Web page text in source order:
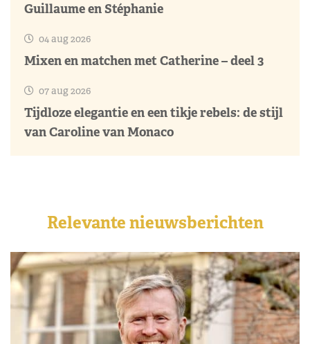
Guillaume en Stéphanie
04 aug 2026
Mixen en matchen met Catherine – deel 3
07 aug 2026
Tijdloze elegantie en een tikje rebels: de stijl
van Caroline van Monaco
Relevante nieuwsberichten